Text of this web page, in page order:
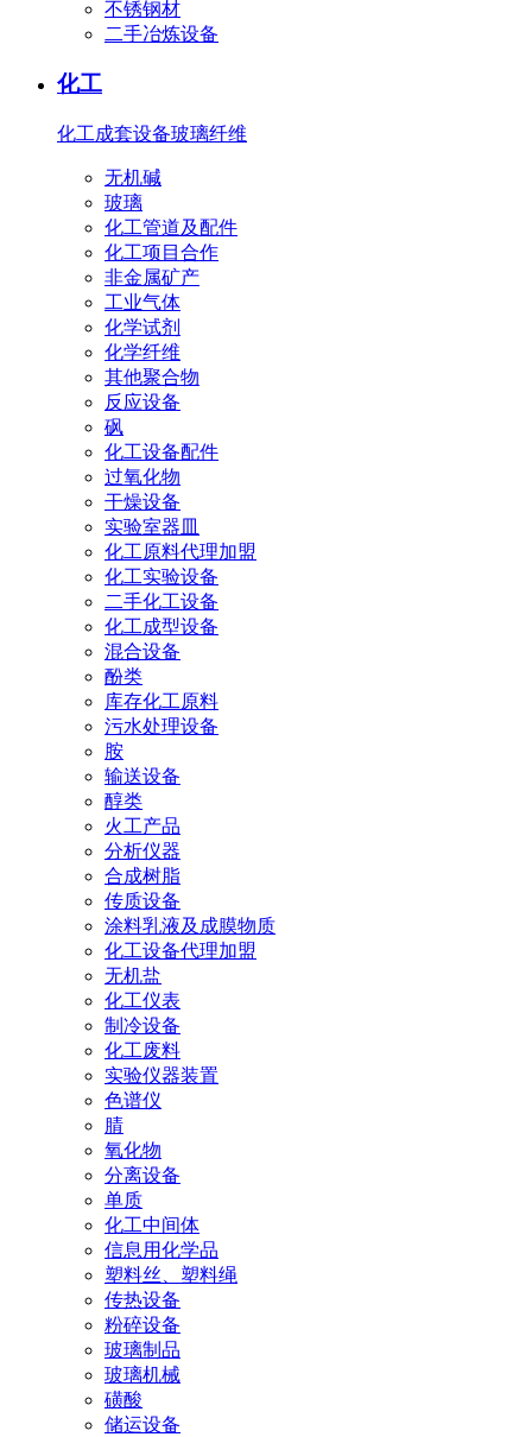
不锈钢材
二手冶炼设备
化工
化工成套设备玻璃纤维
无机碱
玻璃
化工管道及配件
化工项目合作
非金属矿产
工业气体
化学试剂
化学纤维
其他聚合物
反应设备
砜
化工设备配件
过氧化物
干燥设备
实验室器皿
化工原料代理加盟
化工实验设备
二手化工设备
化工成型设备
混合设备
酚类
库存化工原料
污水处理设备
胺
输送设备
醇类
火工产品
分析仪器
合成树脂
传质设备
涂料乳液及成膜物质
化工设备代理加盟
无机盐
化工仪表
制冷设备
化工废料
实验仪器装置
色谱仪
腈
氧化物
分离设备
单质
化工中间体
信息用化学品
塑料丝、塑料绳
传热设备
粉碎设备
玻璃制品
玻璃机械
磺酸
储运设备